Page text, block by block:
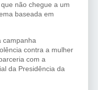
não chegue a um
baseada em
campanha
contra a mulher
com a
da Presidência da